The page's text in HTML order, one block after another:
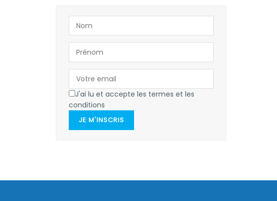
J'ai lu et accepte les termes et les
conditions
JE M'INSCRIS